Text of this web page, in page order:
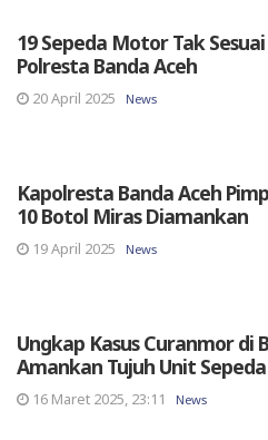
19 Sepeda Motor Tak
Polresta Banda Aceh
20 April 2025 News
Kapolresta Banda Aceh
10 Botol Miras Diamankan
19 April 2025 News
Ungkap Kasus Curanmor di
Amankan Tujuh Unit
16 Maret 2025, 23:11 News